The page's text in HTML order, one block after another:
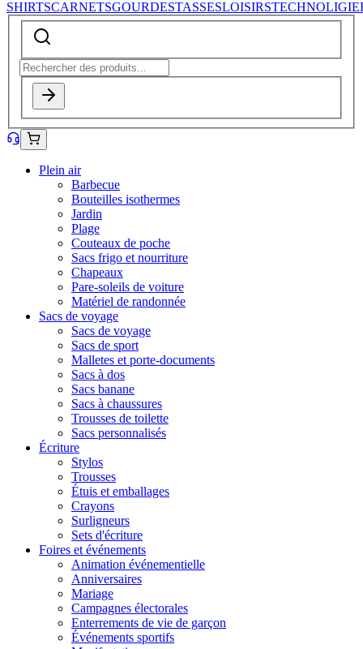
SHIRTSCARNETSGOURDESTASSESLOISIRSTECHNOLIGIE
Plein air
Barbecue
Bouteilles isothermes
Jardin
Plage
Couteaux de poche
Sacs frigo et nourriture
Chapeaux
Pare-soleils de voiture
Matériel de randonnée
Sacs de voyage
Sacs de voyage
Sacs de sport
Malletes et porte-documents
Sacs à dos
Sacs banane
Sacs à chaussures
Trousses de toilette
Sacs personnalisés
Écriture
Stylos
Trousses
Étuis et emballages
Crayons
Surligneurs
Sets d'écriture
Foires et événements
Animation événementielle
Anniversaires
Mariage
Campagnes électorales
Enterrements de vie de garçon
Événements sportifs